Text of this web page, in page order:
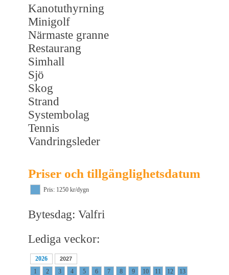
Kanotuthyrning
Minigolf
Närmaste granne
Restaurang
Simhall
Sjö
Skog
Strand
Systembolag
Tennis
Vandringsleder
Priser och tillgänglighetsdatum
Pris: 1250 kr/dygn
Bytesdag: Valfri
Lediga veckor:
2026 2027
1 2 3 4 5 6 7 8 9 10 11 12
13